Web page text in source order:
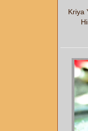
Kriya